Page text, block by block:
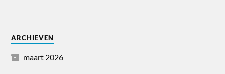
ARCHIEVEN
maart 2026